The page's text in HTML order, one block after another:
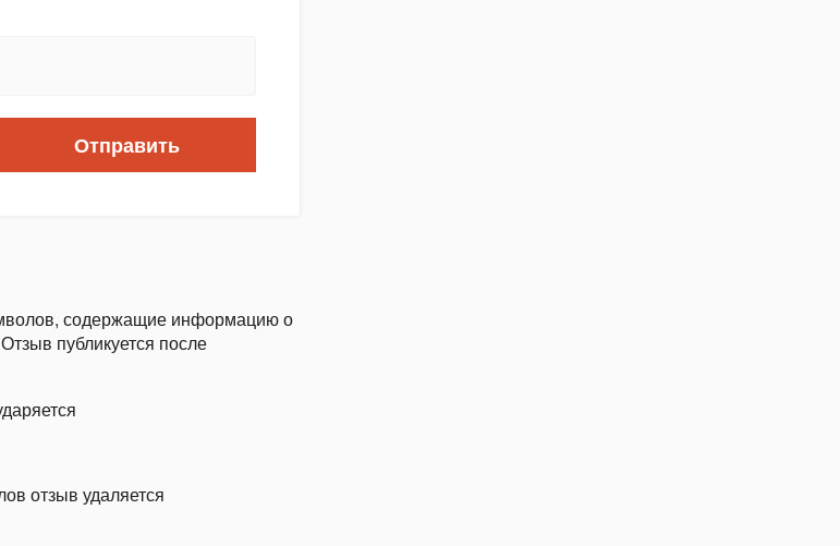
Отправить
содержащие информацию о
публикуется после
отзыв удаляется